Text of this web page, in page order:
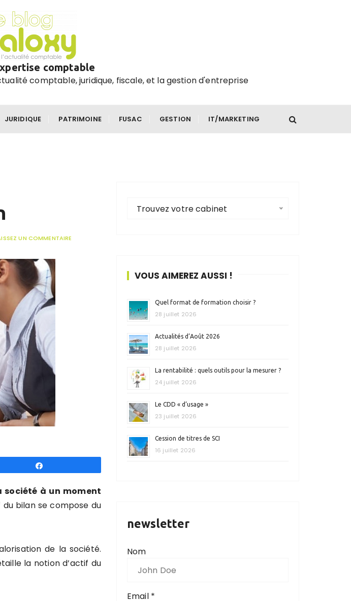
comptable
comptable, juridique, fiscale, et la gestion d'entreprise
JURIDIQUE PATRIMOINE FUSAC GESTION IT/MARKETING
UN COMMENTAIRE
à un moment
bilan se compose du
de la société.
la notion d’actif du
Trouvez votre cabinet
VOUS AIMEREZ AUSSI !
Quel format de formation choisir ?
28 juillet 2026
Actualités d’Août 2026
28 juillet 2026
La rentabilité : quels outils pour la mesurer ?
24 juillet 2026
Le CDD « d’usage »
23 juillet 2026
Cession de titres de SCI
16 juillet 2026
newsletter
Nom
Email *